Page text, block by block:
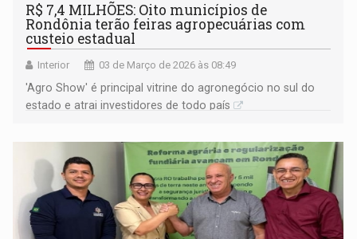
R$ 7,4 MILHÕES: Oito municípios de
Rondônia terão feiras agropecuárias com
custeio estadual
Interior 03 de Março de 2026 às 08:49
'Agro Show' é principal vitrine do agronegócio no sul do
estado e atrai investidores de todo país